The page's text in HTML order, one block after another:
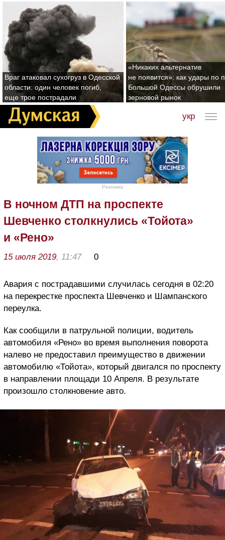
Враг атаковал сухогруз в Одесской
области: один человек погиб,
еще трое пострадали
«Никаких альтернатив
не появится»: как удары по
Большой Одессы обрушили
зерновой рынок
укр
Реклама
В ночном ДТП на проспекте
Шевченко столкнулись «Тойота»
и «Рено»
15 июля 2019, 11:47 0
Авария с пострадавшими случилась сегодня в 02:20
на перекрестке проспекта Шевченко и Шампанского
переулка.
Как сообщили в патрульной полиции, водитель
автомобиля «Рено» во время выполнения поворота
налево не предоставил преимущество в движении
автомобилю «Тойота», который двигался по проспекту
в направлении площади 10 Апреля. В результате
произошло столкновение авто.